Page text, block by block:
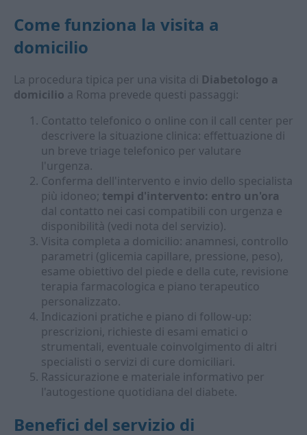
Come funziona la visita a
domicilio
La procedura tipica per una visita di Diabetologo a
domicilio a Roma prevede questi passaggi:
Contatto telefonico o online con il call center per
descrivere la situazione clinica: effettuazione di
un breve triage telefonico per valutare
l'urgenza.
Conferma dell'intervento e invio dello specialista
più idoneo; tempi d'intervento: entro un'ora
dal contatto nei casi compatibili con urgenza e
disponibilità (vedi nota del servizio).
Visita completa a domicilio: anamnesi, controllo
parametri (glicemia capillare, pressione, peso),
esame obiettivo del piede e della cute, revisione
terapia farmacologica e piano terapeutico
personalizzato.
Indicazioni pratiche e piano di follow-up:
prescrizioni, richieste di esami ematici o
strumentali, eventuale coinvolgimento di altri
specialisti o servizi di cure domiciliari.
Rassicurazione e materiale informativo per
l'autogestione quotidiana del diabete.
Benefici del servizio di